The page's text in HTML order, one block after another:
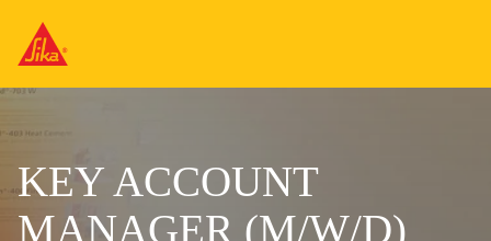
KEY ACCOUNT
MANAGER (M/W/D)